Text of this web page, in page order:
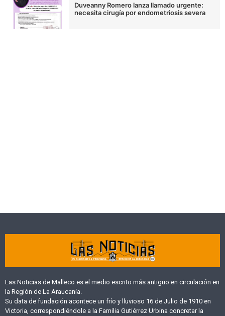
Duveanny Romero lanza llamado urgente:
necesita cirugía por endometriosis severa
Las Noticias de Malleco es el medio escrito más antiguo en circulación en
la Región de La Araucanía.
Su data de fundación acontece un frío y lluvioso 16 de Julio de 1910 en
Victoria, correspondiéndole a la Familia Gutiérrez Urbina concretar la